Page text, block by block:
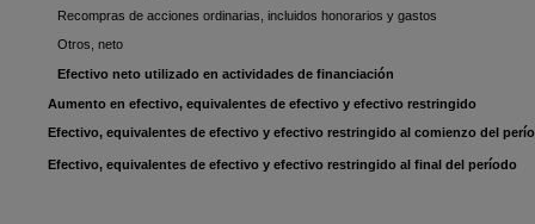
Recompras de acciones ordinarias, incluidos honorarios y gastos
Otros, neto
Efectivo neto utilizado en actividades de financiación
Aumento en efectivo, equivalentes de efectivo y efectivo restringido
Efectivo, equivalentes de efectivo y efectivo restringido al comienzo del
Efectivo, equivalentes de efectivo y efectivo restringido al final del período